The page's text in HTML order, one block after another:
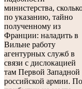
министерства,
по указанию, тайно
полученному из
Франции: наладить в
Вильне работу
агентурных служб в
связи с дислокацией
там Первой Западной
российской армии. По